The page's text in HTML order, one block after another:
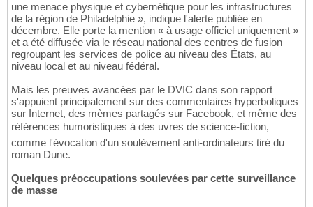
une menace physique et cybernétique pour les infrastructures
de la région de Philadelphie », indique l'alerte publiée en
décembre. Elle porte la mention « à usage officiel uniquement »
et a été diffusée via le réseau national des centres de fusion
regroupant les services de police au niveau des États, au
niveau local et au niveau fédéral.
Mais les preuves avancées par le DVIC dans son rapport
s'appuient principalement sur des commentaires hyperboliques
sur Internet, des mèmes partagés sur Facebook, et même des
références humoristiques à des uvres de science-fiction,
comme l'évocation d'un soulèvement anti-ordinateurs tiré du
roman Dune.
Quelques préoccupations soulevées par cette surveillance
de masse